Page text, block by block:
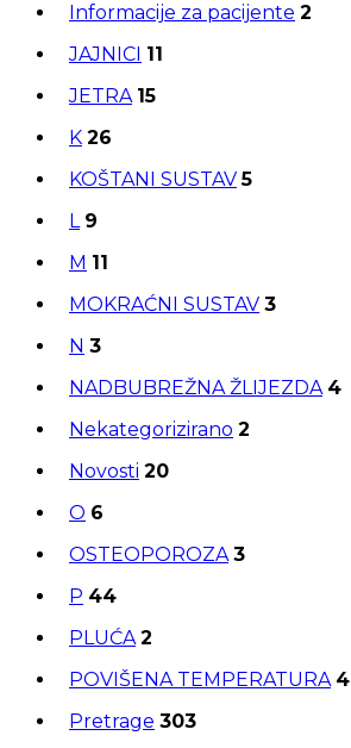
Informacije za pacijente 2
JAJNICI 11
JETRA 15
K 26
KOŠTANI SUSTAV 5
L 9
M 11
MOKRAĆNI SUSTAV 3
N 3
NADBUBREŽNA ŽLIJEZDA 4
Nekategorizirano 2
Novosti 20
O 6
OSTEOPOROZA 3
P 44
PLUĆA 2
POVIŠENA TEMPERATURA 4
Pretrage 303